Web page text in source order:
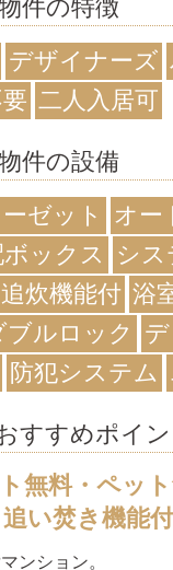
件の特徴
デザイナーズ
二人入居可
件の設備
ゼット
オー
ックス
シ
追炊機能付 浴
ブルロック
防犯システム
すすめポイ
無料・ペッ
い焚き機能
ンション。